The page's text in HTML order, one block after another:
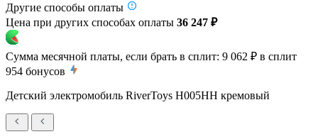
Другие способы оплаты
Цена при других способах оплаты 36 247 ₽
Сумма месячной платы, если брать в сплит: 9 062 ₽ в сплит
954 бонусов
Детский электромобиль RiverToys H005HH кремовый